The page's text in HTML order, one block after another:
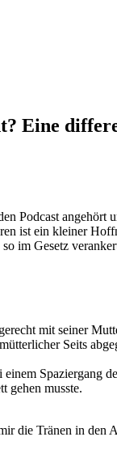
Eine
Podcast
ist ein kleiner
im Gesetz
mit seiner
Seits
Spaziergang
gehen musste.
die Tränen in den